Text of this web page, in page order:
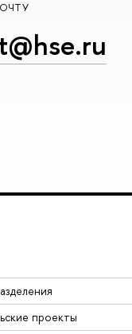
проекты